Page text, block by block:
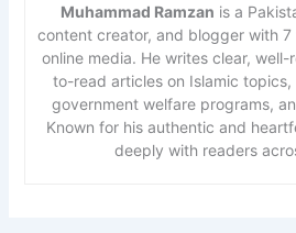
Muhammad Ramzan is a
content creator, and blogger with
online media. He writes clear,
to-read articles on Islamic topics,
government welfare programs,
Known for his authentic and
deeply with readers